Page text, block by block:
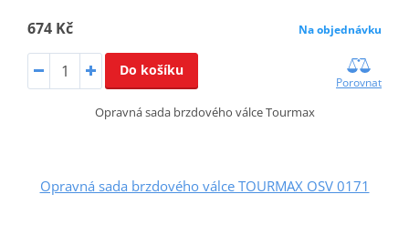
674 Kč Na objednávku
Do košíku
Porovnat
Opravná sada brzdového válce Tourmax
Opravná sada brzdového válce TOURMAX OSV 0171